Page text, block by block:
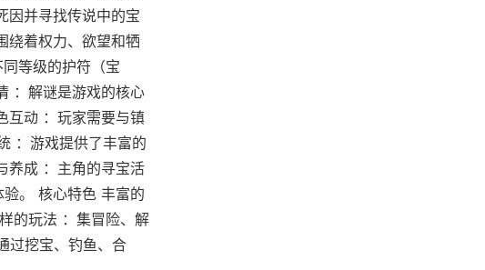
因并寻找传说中的宝
绕着权力、欲望和牺
等级的护符（宝
：解谜是游戏的核心
互动 ：玩家需要与镇
：游戏提供了丰富的
养成 ：主角的寻宝活
。 核心特色 丰富的
的玩法 ：集冒险、解
过挖宝、钓鱼、合